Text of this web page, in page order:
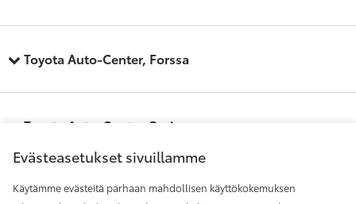
Toyota Auto-Center, Forssa
Toyota Auto-Center, Pori
Toyota Auto-Center, Raisio
Evästeasetukset sivuillamme
Käytämme evästeitä parhaan mahdollisen käyttökokemuksen